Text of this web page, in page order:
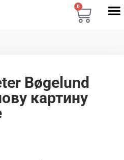
0
Bøgelund
картину